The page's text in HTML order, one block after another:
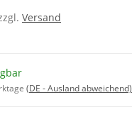
Versand
(DE - Ausland abweichend)